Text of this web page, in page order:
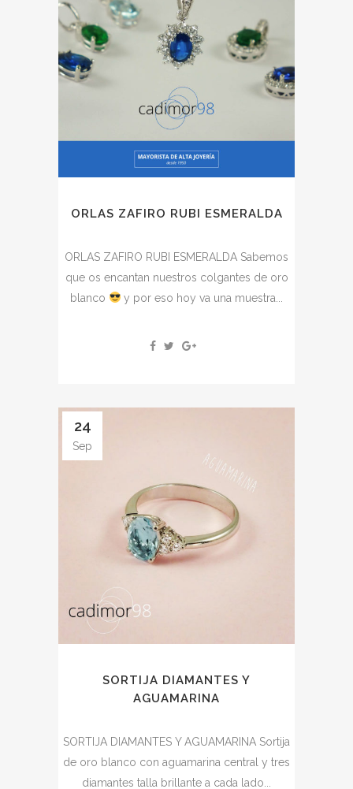
ORLAS ZAFIRO RUBI ESMERALDA
ORLAS ZAFIRO RUBI ESMERALDA Sabemos
que os encantan nuestros colgantes de oro
blanco
y por eso hoy va una muestra...
24
Sep
SORTIJA DIAMANTES Y
AGUAMARINA
SORTIJA DIAMANTES Y AGUAMARINA Sortija
de oro blanco con aguamarina central y tres
diamantes talla brillante a cada lado...